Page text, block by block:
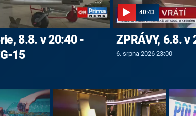
8.8. v 20:40 -
15
40:43
ZPRÁVY, 6.8. v
6. srpna 2026 23:00